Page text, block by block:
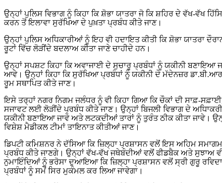
ਉਨ੍ਹਾਂ ਪੁਲਿਸ ਵਿਭਾਗ ਨੂੰ ਕਿਹਾ ਕਿ ਸ਼ੋਭਾ ਯਾਤਰਾ ਜੋ ਕਿ ਸ਼ਹਿਰ ਦੇ ਵੱਖ-ਵੱਖ
ਕਰਨ ਤੋਂ ਇਲਾਵਾ ਸੁਰੱਖਿਆ ਦੇ ਪੁਖ਼ਤਾ ਪ੍ਰਬੰਧ ਕੀਤੇ ਜਾਣ।
ਉਨ੍ਹਾਂ ਪੁਲਿਸ ਅਧਿਕਾਰੀਆਂ ਨੂੰ ਇਹ ਵੀ ਹਦਾਇਤ ਕੀਤੀ ਕਿ ਸ਼ੋਭਾ ਯਾਤਰਾ
ਰੂਟਾਂ ਵਿੱਚ ਲੋੜੀਂਦੇ ਬਦਲਾਅ ਕੀਤਾ ਜਾਣੇ ਚਾਹੀਦੇ ਹਨ।
ਉਨ੍ਹਾਂ ਸਪਸ਼ਟ ਕਿਹਾ ਕਿ ਅਵਾਜਾਈ ਦੇ ਸੁਚਾਰੂ ਪ੍ਰਬੰਧਾਂ ਨੂੰ ਯਕੀਨੀ
ਆਵੇ। ਉਨ੍ਹਾਂ ਕਿਹਾ ਕਿ ਸੁਰੱਖਿਆ ਪ੍ਰਬੰਧਾਂ ਨੂੰ ਯਕੀਨੀ ਦੇ ਮੱਦੇਨਜ਼ਰ
ਰੂਮ ਸਥਾਪਿਤ ਕੀਤੇ ਜਾਣ।
ਇਸੇ ਤਰ੍ਹਾਂ ਨਗਰ ਨਿਗਮ ਜਲੰਧਰ ਨੂੰ ਵੀ ਕਿਹਾ ਗਿਆ ਕਿ ਚੌਕਾਂ ਦੀ ਸਾਫ਼-
ਸਜਾਵਟ ਲਈ ਲੋੜੀਂਦੇ ਪ੍ਰਬੰਧ ਕੀਤੇ ਜਾਣ। ਉਨ੍ਹਾਂ ਬਿਜਲੀ ਵਿਭਾਗ ਦੇ
ਯਕੀਨੀ ਬਣਾਇਆ ਜਾਵੇ ਅਤੇ ਲਟਕਦੀਆਂ ਤਾਰਾਂ ਨੂੰ ਤੁਰੰਤ ਠੀਕ ਕੀਤਾ ਜਾਵੇ।
ਵਿਸ਼ੇਸ਼ ਮੈਡੀਕਲ ਟੀਮਾਂ ਤਾਇਨਾਤ ਕੀਤੀਆਂ ਜਾਣ।
ਡਿਪਟੀ ਕਮਿਸ਼ਨਰ ਨੇ ਦੱਸਿਆ ਕਿ ਜ਼ਿਲ੍ਹਾ ਪ੍ਰਸ਼ਾਸਨ ਵਲੋਂ ਇਸ ਅਹਿਮ
ਪ੍ਰਬੰਧ ਕੀਤੇ ਜਾਣਗੇ। ਉਨ੍ਹਾਂ ਵੱਖ-ਵੱਖ ਜਥੇਬੰਦੀਆਂ ਵਲੋਂ ਫੀਡਬੈਕ ਅਤੇ ਸੁਝਾਅ
ਨੁਮਾਇੰਦਿਆਂ ਨੂੰ ਭਰੋਸਾ ਦੁਆਇਆ ਕਿ ਜ਼ਿਲ੍ਹਾ ਪ੍ਰਸ਼ਾਸਨ ਵਲੋਂ ਸ੍ਰੀ ਗੁਰੂ
ਪ੍ਰਬੰਧਾਂ ਨੂੰ ਸਮੇਂ ਸਿਰ ਮੁਕੰਮਲ ਕਰ ਲਿਆ ਜਾਵੇਗਾ।